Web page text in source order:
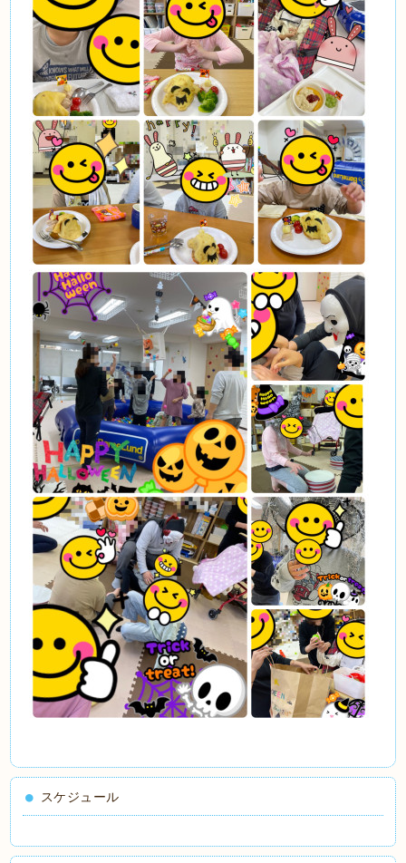
スケジュール